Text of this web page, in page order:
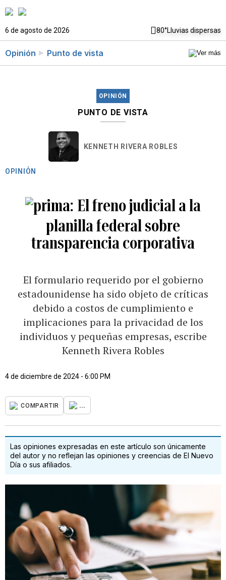
6 de agosto de 2026 80°Lluvias dispersas
Opinión Punto de vista
OPINIÓN
PUNTO DE VISTA
KENNETH RIVERA ROBLES
OPINIÓN
El freno judicial a la
planilla federal sobre
transparencia corporativa
El formulario requerido por el gobierno
estadounidense ha sido objeto de críticas
debido a costos de cumplimiento e
implicaciones para la privacidad de los
individuos y pequeñas empresas, escribe
Kenneth Rivera Robles
4 de diciembre de 2024 - 6:00 PM
COMPARTIR ...
Las opiniones expresadas en este artículo son únicamente
del autor y no reflejan las opiniones y creencias de El Nuevo
Día o sus afiliados.